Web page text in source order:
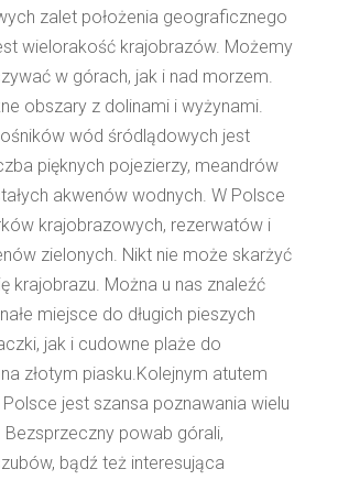
zalet położenia geograficznego
wielorakość krajobrazów. Możemy
w górach, jak i nad morzem.
obszary z dolinami i wyżynami.
wód śródlądowych jest
pięknych pojezierzy, meandrów
akwenów wodnych. W Polsce
krajobrazowych, rezerwatów i
zielonych. Nikt nie może skarżyć
krajobrazu. Można u nas znaleźć
miejsce do długich pieszych
jak i cudowne plaże do
złotym piasku.Kolejnym atutem
jest szansa poznawania wielu
Bezsprzeczny powab górali,
bądź też interesująca